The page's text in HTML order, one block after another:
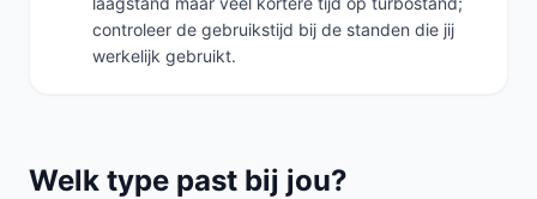
controleer de gebruikstijd bij de standen die jij
werkelijk gebruikt.
Welk type past bij jou?